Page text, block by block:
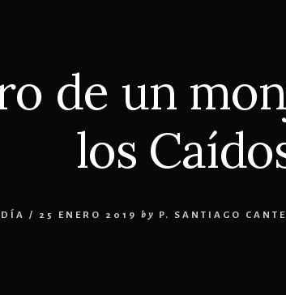
de un
los
/ 25 ENERO 2019 by P. SANTIAGO